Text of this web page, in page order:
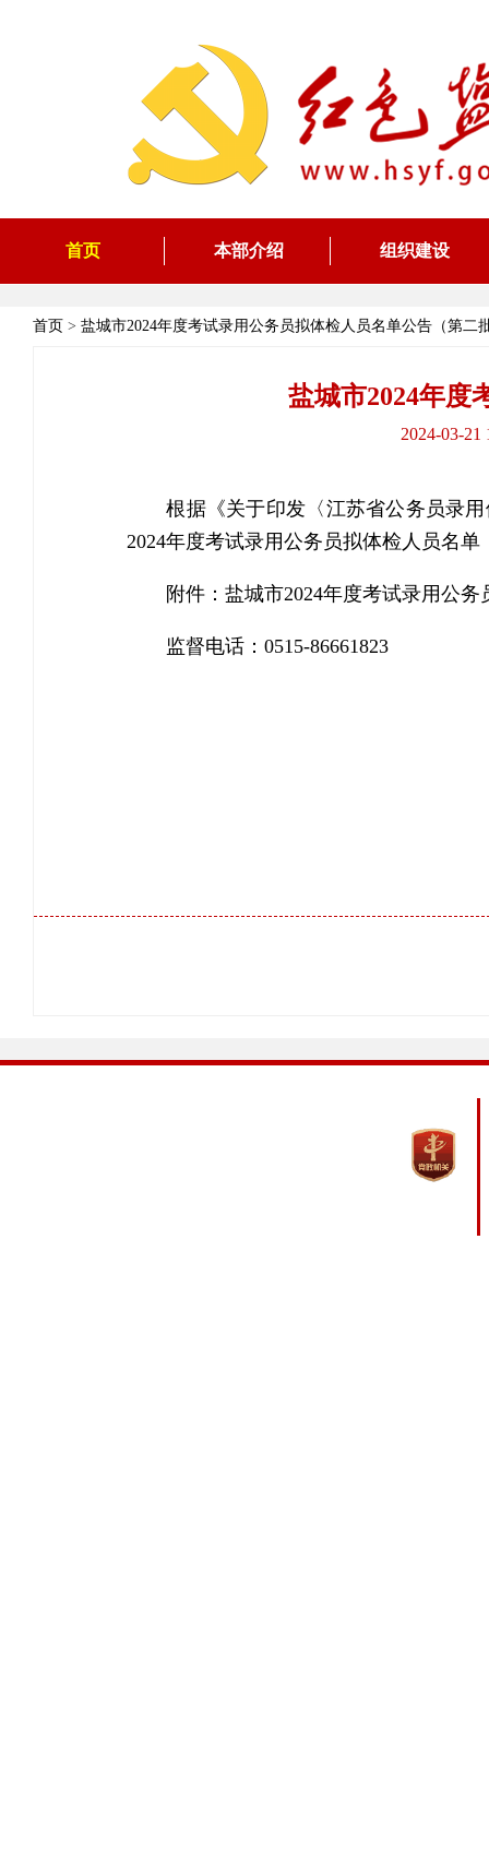
首页 本部介绍 组织建设
首页 > 盐城市2024年度考试录用公务员拟体检人员名单公告（第二
盐城市2024年度
2024-03-
根据《关于印发〈江苏省公务员录
2024年度考试录用公务员拟体检人员名
附件：盐城市2024年度考试录用公务
监督电话：0515-86661823